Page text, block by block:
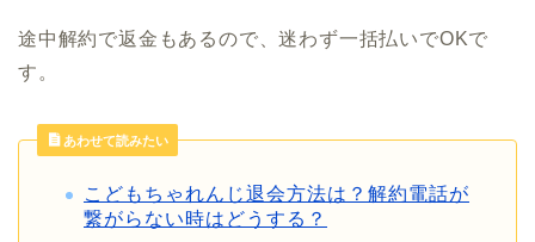
途中解約で返金もあるので、迷わず一括払いでOKで
す。
あわせて読みたい
こどもちゃれんじ退会方法は？解約電話が
繋がらない時はどうする？